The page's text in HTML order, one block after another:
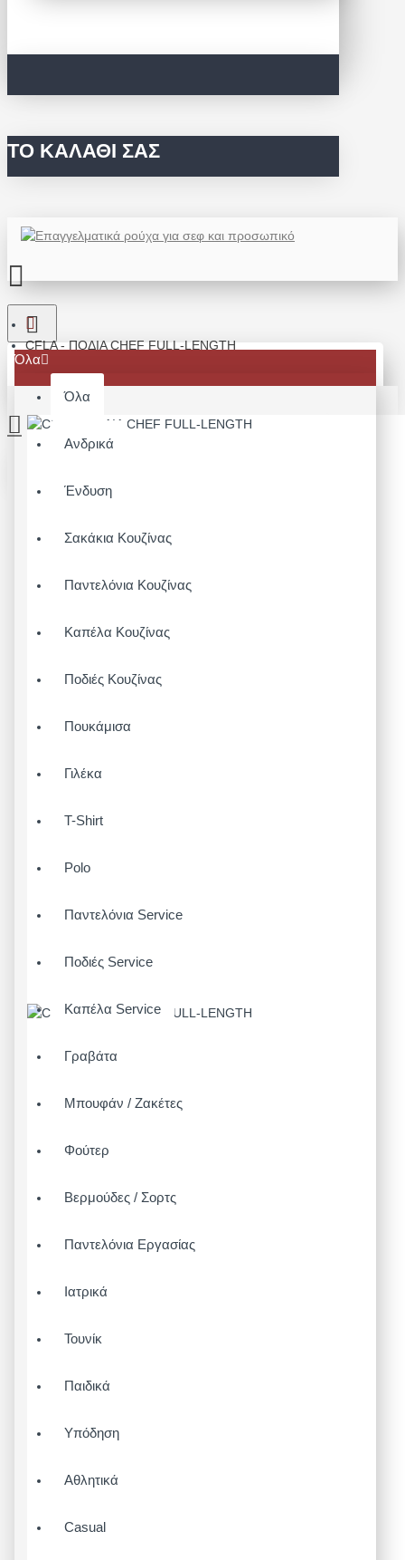
ΤΟ ΚΑΛΆΘΙ ΣΑΣ
Όλα
Όλα
Ανδρικά
Ένδυση
Σακάκια Κουζίνας
Παντελόνια Κουζίνας
Καπέλα Κουζίνας
Ποδιές Κουζίνας
Πουκάμισα
Γιλέκα
T-Shirt
Polo
Παντελόνια Service
Ποδιές Service
Καπέλα Service
Γραβάτα
Μπουφάν / Ζακέτες
Φούτερ
Βερμούδες / Σορτς
Παντελόνια Εργασίας
Ιατρικά
Τουνίκ
Παιδικά
Υπόδηση
Αθλητικά
Casual
CFLA - ΠΟΔΙΑ CHEF FULL-LENGTH